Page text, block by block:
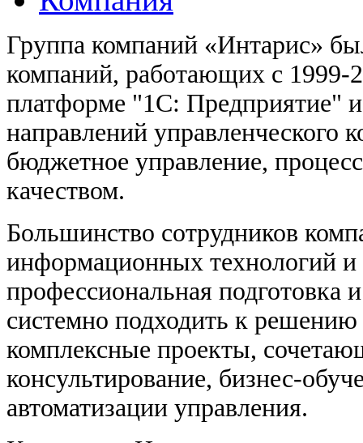
Группа компаний «Интарис»
компаний, работающих с 1999-
платформе "1С: Предприятие"
направлений управленческого
бюджетное управление,
качеством.
Большинство сотрудников
информационных технологий
профессиональная
системно подходить к
комплексные проекты,
консультирование, бизнес-
автоматизации управления.